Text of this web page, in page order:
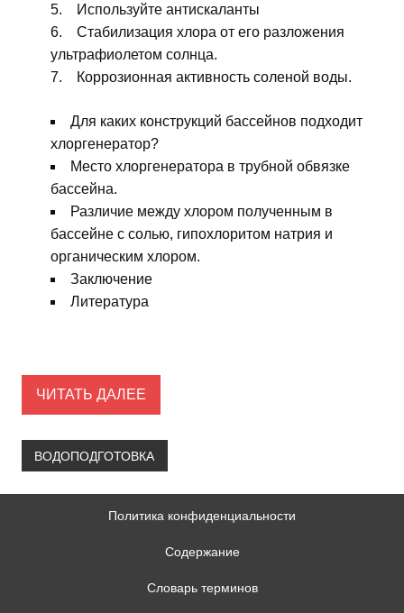
Используйте антискаланты
Стабилизация хлора от его разложения
ультрафиолетом солнца.
Коррозионная активность соленой воды.
Для каких конструкций бассейнов подходит
хлоргенератор?
Место хлоргенератора в трубной обвязке
бассейна.
Различие между хлором полученным в
бассейне с солью, гипохлоритом натрия и
органическим хлором.
Заключение
Литература
ЧИТАТЬ ДАЛЕЕ
ВОДОПОДГОТОВКА
Политика конфиденциальности
Содержание
Словарь терминов